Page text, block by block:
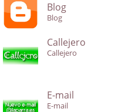
Blog
Blog
Callejero
Callejero
E-mail
E-mail